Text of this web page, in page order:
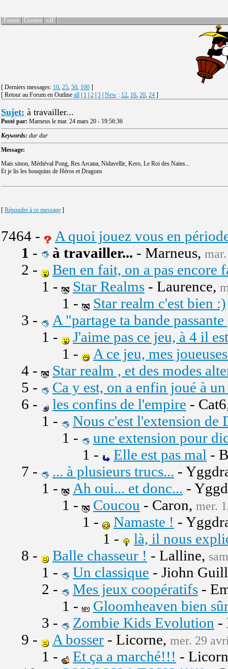
Forum Grenier xIF
[ Derniers messages: 10, 25, 50, 100 ]
[ Retour au Forum en Outline all 1 2 3 New : 12, 16, 20, 24 ]
Sujet: à travailler...
Posté par: Marneus le mar. 24 mars 20 - 19:56:36
Keywords: dur dur
Message:
Mais sinon, Médiéval Pong, Res Arcana, Nidavellir, Kero, Le Roi des Nains...
Et je lis les bouquins de Héros et Dragons
[ Répondre à ce message ]
7464 -
A quoi jouez vous en
1 - à travailler... - Marneus,
2 -
Ben en fait, on a pas encore
1 -
Star Realms - Laurence,
1 - Star realm c'est bien :)
3 -
A "partage ta bande
1 -
J'aime pas ce jeu, à 4 il
1 -
A ce jeu, mes
4 -
Star realm , et des modes
5 -
Ca y est, on a enfin joué à
6 -
les confins de l'empire -
1 -
Nous c'est l'extension de
1 -
une extension pour
1 -
Elle est pas mal -
7 -
... à plusieurs trucs... -
1 -
Ah oui... et donc... -
1 -
Coucou - Caron, mer.
1 - Namaste ! -
1 -
là, il nous
8 -
Balle chasseur ! - Lalline,
1 - Un classique - Jiohn
2 -
Mes jeux coopératifs -
1 -
Gloomheaven bien
3 -
Zombie Kids Evolution -
9 -
A bosser - Licorne, mer. 29
1 - Et ça a marché!!! -